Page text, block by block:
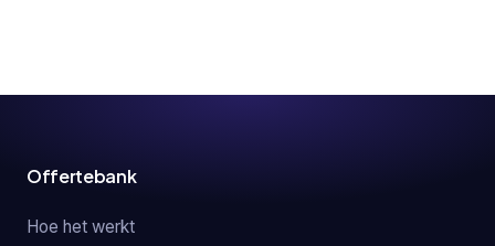
Offertebank
Hoe het werkt